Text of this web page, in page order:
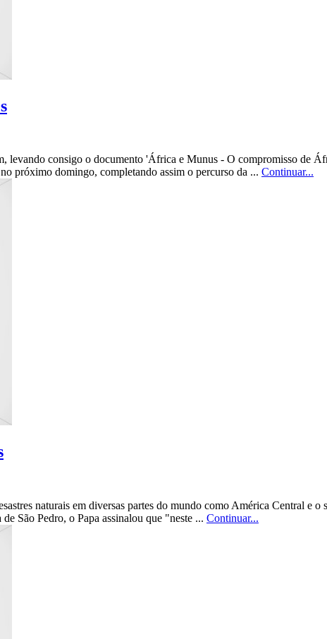
consigo o documento 'África e Munus - O compromisso de
próximo domingo, completando assim o percurso da ... Continuar...
naturais em diversas partes do mundo como América Central e o
São Pedro, o Papa assinalou que "neste ... Continuar...